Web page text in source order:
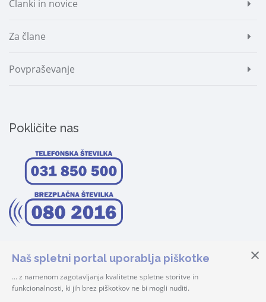
Članki in novice
Za člane
Povpraševanje
Pokličite nas
© 2026 Center Šteker | Vse pravice pridržane! |
Naš spletni portal uporablja piškotke
... z namenom zagotavljanja kvalitetne spletne storitve in
funkcionalnosti, ki jih brez piškotkov ne bi mogli nuditi.